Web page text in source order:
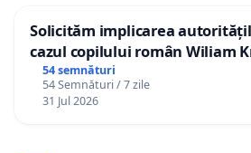
Solicităm implicarea
cazul copilului român Wiliam
Gheorghe, aflat în plasament
12 ani
54 semnături
54 Semnături / 7 zile
31 Jul 2026